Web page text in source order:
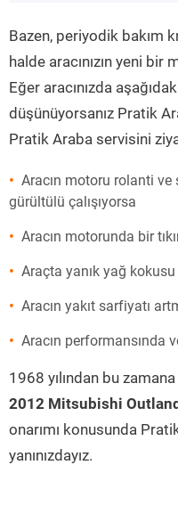
Bazen, periyodik bakım
halde aracınızın yeni bir
Eğer aracınızda
düşünüyorsanız Pratik
Pratik Araba servisini
Aracın motoru rolanti
gürültülü çalışıyorsa
Aracın motorunda bir
Araçta yanık yağ
Aracın yakıt sarfiyatı
Aracın performansında
1968 yılından bu
2012 Mitsubishi
onarımı konusunda
yanınızdayız.